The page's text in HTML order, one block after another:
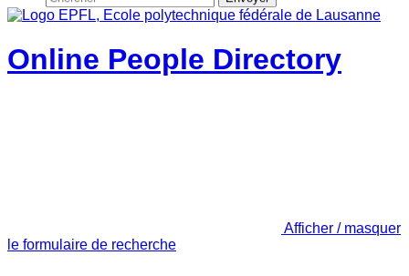
Online People Directory
Afficher / masquer
le formulaire de recherche